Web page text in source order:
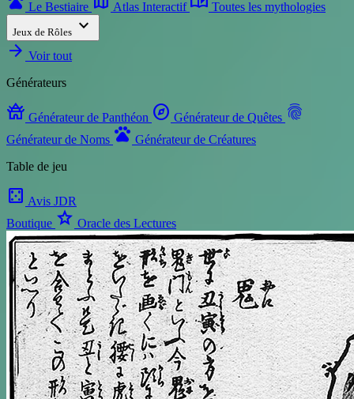
Le Bestiaire Atlas Interactif Toutes les mythologies
Jeux de Rôles expand_more
arrow_forward Voir tout
Générateurs
temple_buddhist Générateur de Panthéon explore Générateur de Quêtes fingerprint
Générateur de Noms pets Générateur de Créatures
Table de jeu
casino Avis JDR
Boutique star Oracle des Lectures